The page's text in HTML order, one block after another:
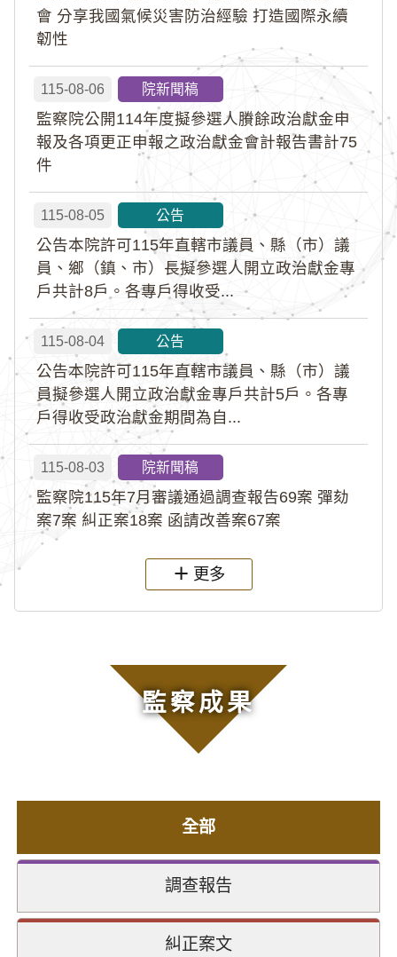
會 分享我國氣候災害防治經驗 打造國際永續
韌性
115-08-06 院新聞稿
監察院公開114年度擬參選人賸餘政治獻金申
報及各項更正申報之政治獻金會計報告書計75
件
115-08-05 公告
公告本院許可115年直轄市議員、縣（市）議
員、鄉（鎮、市）長擬參選人開立政治獻金專
戶共計8戶。各專戶得收受...
115-08-04 公告
公告本院許可115年直轄市議員、縣（市）議
員擬參選人開立政治獻金專戶共計5戶。各專
戶得收受政治獻金期間為自...
115-08-03 院新聞稿
監察院115年7月審議通過調查報告69案 彈劾
案7案 糾正案18案 函請改善案67案
更多
監察成果
全部
調查報告
糾正案文